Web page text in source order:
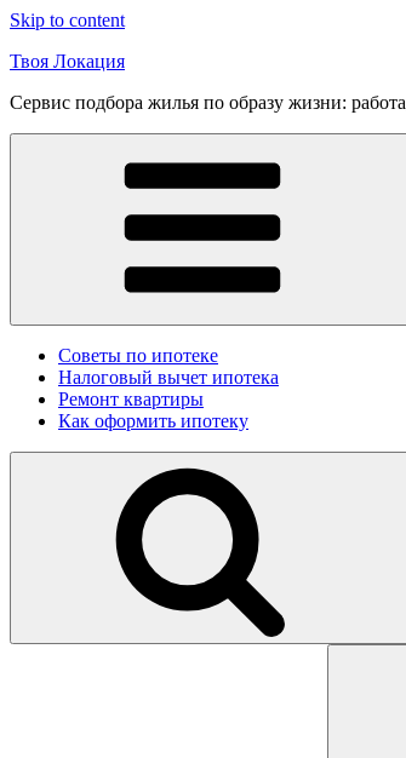
Skip to content
Твоя Локация
Сервис подбора жилья по образу жизни:
Советы по ипотеке
Налоговый вычет ипотека
Ремонт квартиры
Как оформить ипотеку